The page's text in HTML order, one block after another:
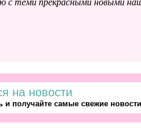
на новости
и получайте самые свежие